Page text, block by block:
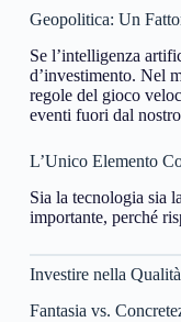
Geopolitica: Un
Se l’intelligenza
d’investimento. Nel
regole del gioco
eventi fuori dal
L’Unico Elemento
Sia la tecnologia sia
importante, perché
Investire nella
Fantasia vs.